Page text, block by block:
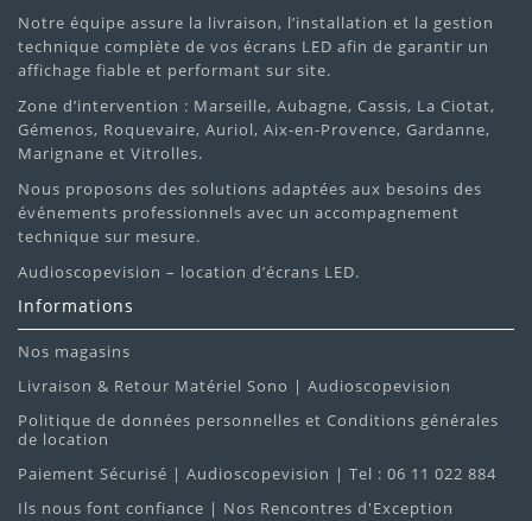
Notre équipe assure la livraison, l’installation et la gestion
technique complète de vos écrans LED afin de garantir un
affichage fiable et performant sur site.
Zone d’intervention : Marseille, Aubagne, Cassis, La Ciotat,
Gémenos, Roquevaire, Auriol, Aix-en-Provence, Gardanne,
Marignane et Vitrolles.
Nous proposons des solutions adaptées aux besoins des
événements professionnels avec un accompagnement
technique sur mesure.
Audioscopevision – location d’écrans LED.
Informations
Nos magasins
Livraison & Retour Matériel Sono | Audioscopevision
Politique de données personnelles et Conditions générales
de location
Paiement Sécurisé | Audioscopevision | Tel : 06 11 022 884
Ils nous font confiance | Nos Rencontres d'Exception